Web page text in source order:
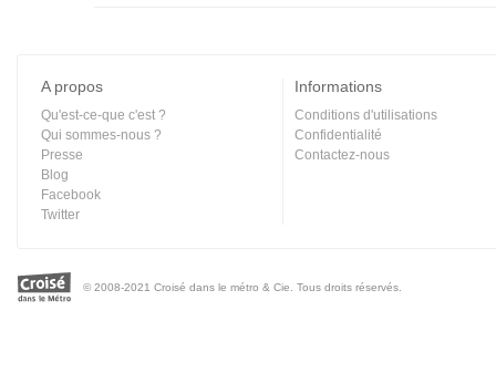
A propos
Qu'est-ce-que c'est ?
Qui sommes-nous ?
Presse
Blog
Facebook
Twitter
Informations
Conditions d'utilisations
Confidentialité
Contactez-nous
© 2008-2021 Croisé dans le métro & Cie. Tous droits réservés.